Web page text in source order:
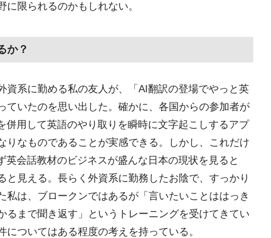
限られるのかもしれない。
か？
資系に勤める私の友人が、「AI翻訳の登場でやっと英
ていたのを思い出した。確かに、各国からの参加者が
併用して英語のやり取りを瞬時に文字起こしするアプ
りなものであることが実感できる。しかし、これだけ
会話教材のビジネスが盛んな日本の現状を見ると
と見える。長らく外資系に勤務したお陰で、すっかり
私は、ブロークンではあるが「言いたいことははっき
るまで聞き返す」というトレーニングを受けてきてい
ついてはある程度の考えを持っている。